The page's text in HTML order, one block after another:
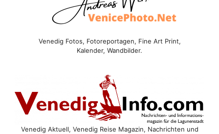
Venedig Fotos, Fotoreportagen, Fine Art Print,
Kalender, Wandbilder.
Venedig Aktuell, Venedig Reise Magazin, Nachrichten und